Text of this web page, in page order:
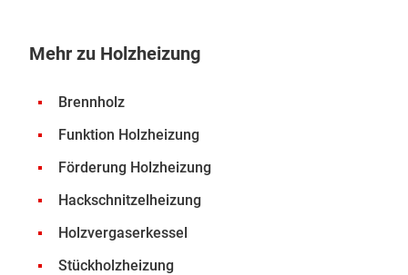
Mehr zu Holzheizung
Brennholz
Funktion Holzheizung
Förderung Holzheizung
Hackschnitzelheizung
Holzvergaserkessel
Stückholzheizung